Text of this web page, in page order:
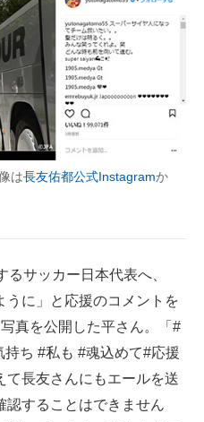
は長友佑都公式Instagramか
サッカー日本代表へ、
うに」と応援のコメントを
真を公開した平さん。「#
ち #私も #魂込めて#応援
て長友さんにもエールを送
認することはできません